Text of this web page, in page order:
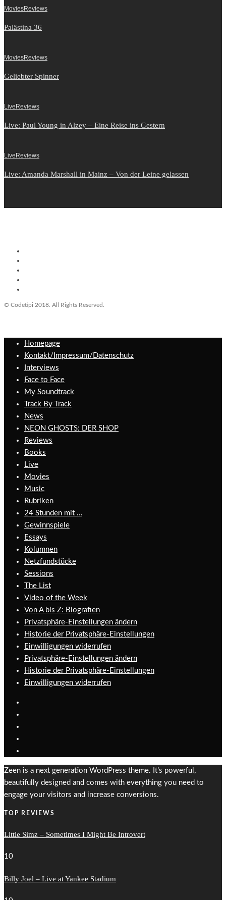
MoviesReviews
Palästina 36
MoviesReviews
Geliebter Spinner
Live Reviews
Live: Paul Young in Alzey – Eine Reise ins Gestern
Live Reviews
Live: Amanda Marshall in Mainz – Von der Leine gelassen
© Codetipi 2018. All Rights Reserved.
Homepage
Kontakt/Impressum/Datenschutz
Interviews
Face to Face
My Soundtrack
Track By Track
News
NEON GHOSTS: DER SHOP
Reviews
Books
Live
Movies
Music
Rubriken
24 Stunden mit …
Gewinnspiele
Essays
Kolumnen
Netzfundstücke
Sessions
The List
Video of the Week
Von A bis Z: Biografien
Privatsphäre-Einstellungen ändern
Historie der Privatsphäre-Einstellungen
Einwilligungen widerrufen
Privatsphäre-Einstellungen ändern
Historie der Privatsphäre-Einstellungen
Einwilligungen widerrufen
Zeen is a next generation WordPress theme. It’s powerful,
beautifully designed and comes with everything you need to
engage your visitors and increase conversions.
TOP REVIEWS
Little Simz – Sometimes I Might Be Introvert
10
Billy Joel – Live at Yankee Stadium